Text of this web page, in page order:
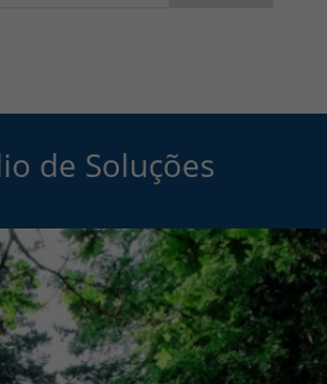
de Soluções